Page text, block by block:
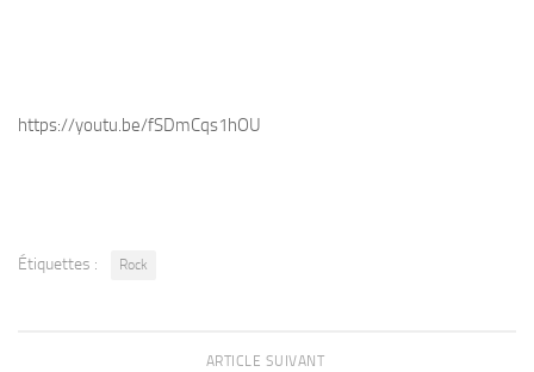
https://youtu.be/fSDmCqs1hOU
Étiquettes : Rock
ARTICLE SUIVANT